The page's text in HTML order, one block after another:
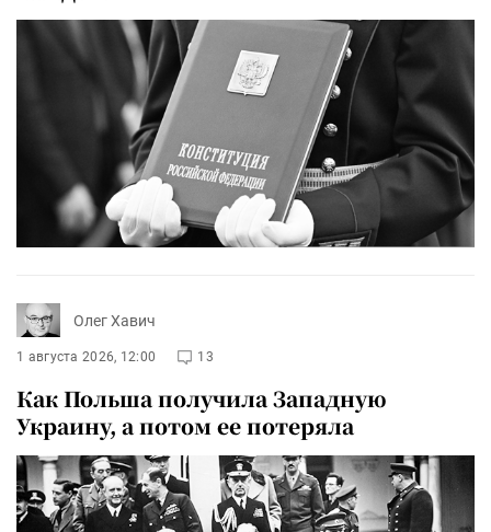
Олег Хавич
1 августа 2026, 12:00 13
Как Польша получила Западную
Украину, а потом ее потеряла